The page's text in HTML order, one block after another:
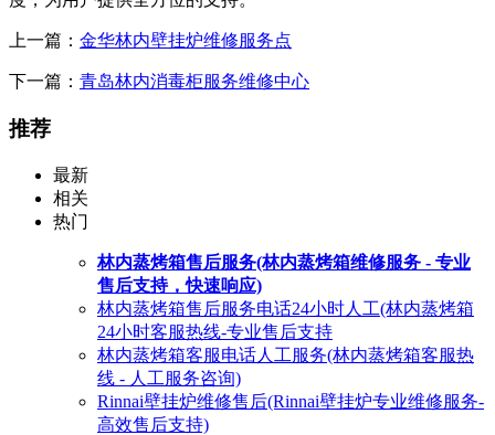
上一篇： 金华林内壁挂炉维修服务点
下一篇： 青岛林内消毒柜服务维修中心
推荐
最新
相关
热门
林内蒸烤箱售后服务(林内蒸烤箱维修服务 - 专业
售后支持，快速响应)
林内蒸烤箱售后服务电话24小时人工(林内蒸烤箱
24小时客服热线-专业售后支持
林内蒸烤箱客服电话人工服务(林内蒸烤箱客服热
线 - 人工服务咨询)
Rinnai壁挂炉维修售后(Rinnai壁挂炉专业维修服务-
高效售后支持)